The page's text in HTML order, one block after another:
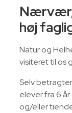
Nærvær,
høj
Natur og
visiteret til os
Selv
elever fra 6
og/eller